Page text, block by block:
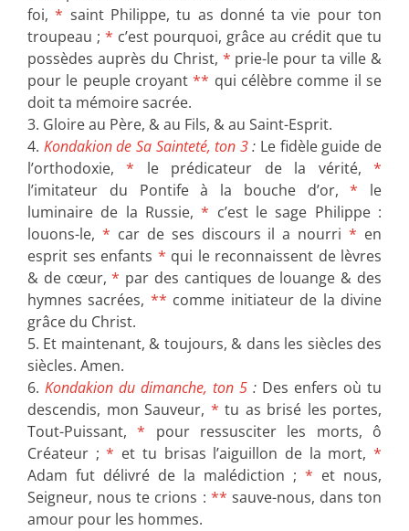
foi,* saint Philippe, tu as donné ta vie pour ton
troupeau ; * c’est pourquoi, grâce au crédit que tu
possèdes auprès du Christ, * prie-le pour ta ville &
pour le peuple croyant** qui célèbre comme il se
doit ta mémoire sacrée.
3. Gloire au Père, & au Fils, & au Saint-Esprit.
4. Kondakion de Sa Sainteté, ton 3: Le fidèle guide de
l’orthodoxie,* le prédicateur de la vérité,*
l’imitateur du Pontife à la bouche d’or,* le
luminaire de la Russie,* c’est le sage Philippe :
louons-le, * car de ses discours il a nourri* en
esprit ses enfants * qui le reconnaissent de lèvres
& de cœur,* par des cantiques de louange & des
hymnes sacrées, ** comme initiateur de la divine
grâce du Christ.
5. Et maintenant, & toujours, & dans les siècles des
siècles. Amen.
6. Kondakion du dimanche, ton 5 : Des enfers où tu
descendis, mon Sauveur, * tu as brisé les portes,
Tout-Puissant,* pour ressusciter les morts, ô
Créateur ;* et tu brisas l’aiguillon de la mort,*
Adam fut délivré de la malédiction ; * et nous,
Seigneur, nous te crions : ** sauve-nous, dans ton
amour pour les hommes.